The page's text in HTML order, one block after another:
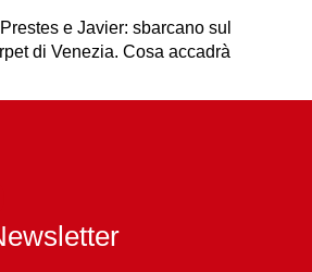
e Javier: sbarcano sul
di Venezia. Cosa accadrà